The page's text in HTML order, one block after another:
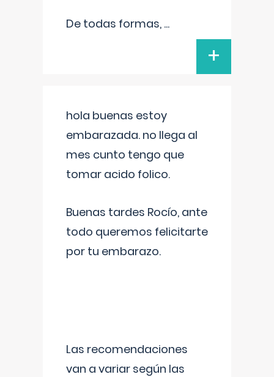
De todas formas, ...
+
hola buenas estoy
embarazada. no llega al
mes cunto tengo que
tomar acido folico.
Buenas tardes Rocío, ante
todo queremos felicitarte
por tu embarazo.
Las recomendaciones
van a variar según las